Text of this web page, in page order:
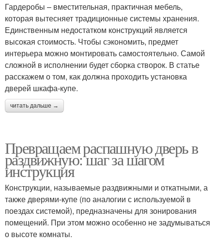
Гардеробы – вместительная, практичная мебель,
которая вытесняет традиционные системы хранения.
Единственным недостатком конструкций является
высокая стоимость. Чтобы сэкономить, предмет
интерьера можно монтировать самостоятельно. Самой
сложной в исполнении будет сборка створок. В статье
расскажем о том, как должна проходить установка
дверей шкафа-купе.
читать дальше →
Превращаем распашную дверь в
раздвижную: шаг за шагом
инструкция
Конструкции, называемые раздвижными и откатными, а
также дверями-купе (по аналогии с используемой в
поездах системой), предназначены для зонирования
помещений. При этом можно особенно не задумываться
о высоте комнаты.